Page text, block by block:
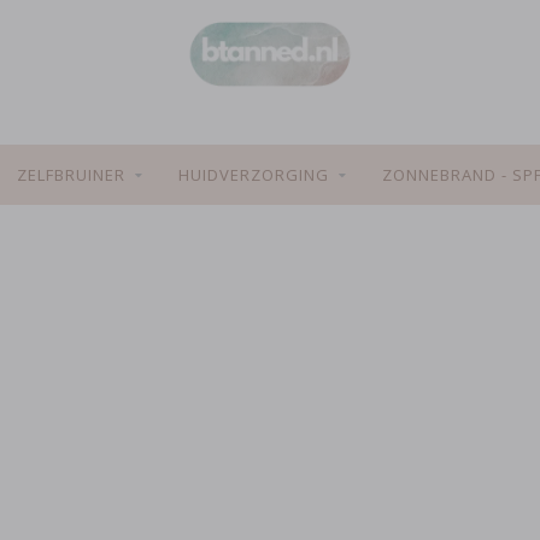
ZELFBRUINER HUIDVERZORGING ZONNEBRAND - SPF